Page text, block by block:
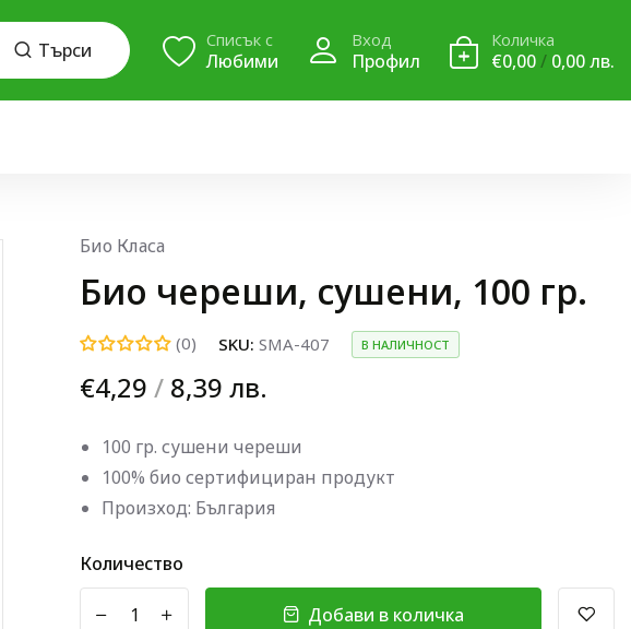
Търси Списък с
Любими
Вход
Профил
Количка
€0,00/ 0,00 лв.
Био Класа
Био череши, сушени, 100 гр.
(0) SKU: SMA-407 В НАЛИЧНОСТ
€4,29 / 8,39 лв.
100 гр. сушени череши
100% био сертифициран продукт
Произход: България
Количество
Добави в количка